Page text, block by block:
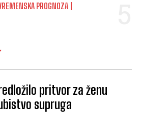
PROGNOZA
pritvor za ženu
supruga